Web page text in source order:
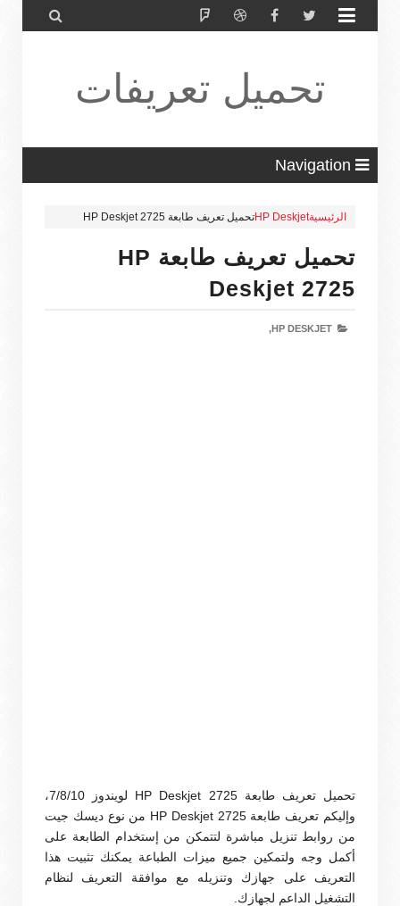


تحميل تعريفات
طابعة ولاب
توب HP Driver
الرئيسيةHP Deskjetتحميل تعريف طابعة HP Deskjet 2725
تحميل تعريف طابعة HP
Deskjet 2725
HP DESKJET,
تحميل تعريف طابعة HP Deskjet 2725 لويندوز 7/8/10،
وإليكم تعريف طابعة HP Deskjet 2725 من
نوع ديسك جيت
من روابط تنزيل مباشرة لتتمكن من إستخدام الطابعة على
أكمل وجه ولتمكين جميع ميزات الطباعة يمكنك تثبيت هذا
التعريف على جهازك وتنزيله مع موافقة التعريف لنظام
التشغيل الداعم لجهازك.